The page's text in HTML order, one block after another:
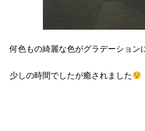
何色もの綺麗な色がグラデーション
少しの時間でしたが癒されました